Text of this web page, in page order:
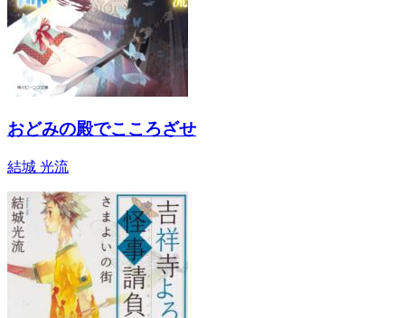
おどみの殿でこころざせ
結城 光流